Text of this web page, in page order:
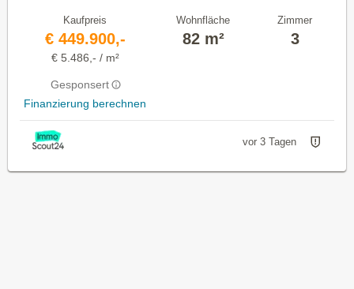
Kaufpreis
€ 449.900,-
€ 5.486,- / m²
Gesponsert
Finanzierung berechnen
Wohnfläche
82 m²
Zimmer
3
vor 3 Tagen